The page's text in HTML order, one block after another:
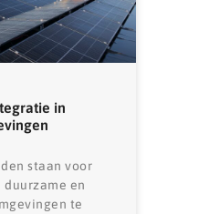
in
staan ​​voor
en
te